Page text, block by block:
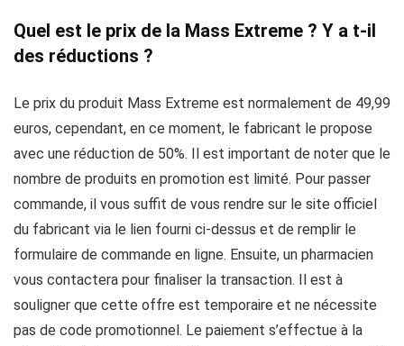
Quel est le prix de la Mass Extreme ? Y a t-il
des réductions ?
Le prix du produit Mass Extreme est normalement de 49,99
euros, cependant, en ce moment, le fabricant le propose
avec une réduction de 50%. Il est important de noter que le
nombre de produits en promotion est limité. Pour passer
commande, il vous suffit de vous rendre sur le site officiel
du fabricant via le lien fourni ci-dessus et de remplir le
formulaire de commande en ligne. Ensuite, un pharmacien
vous contactera pour finaliser la transaction. Il est à
souligner que cette offre est temporaire et ne nécessite
pas de code promotionnel. Le paiement s’effectue à la